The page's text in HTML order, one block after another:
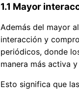
1.1 Mayor
Además del mayor
interacción y
periódicos, donde
manera más activa
Esto significa que